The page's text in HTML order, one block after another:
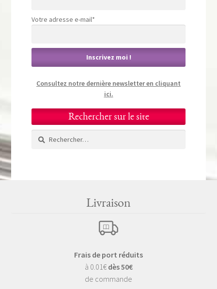
Votre adresse e-mail*
Consultez notre dernière newsletter en cliquant
ici.
Rechercher sur le site
Rechercher :
Livraison
Frais de port réduits
à 0.01€ dès 50€
de commande